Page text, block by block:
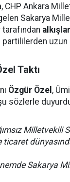
CHP Ankara
Sakarya
partililerden uzun
Taktı
Özgür Özel ,
şu sözlerle
Milletvekili
ticaret
Sakarya